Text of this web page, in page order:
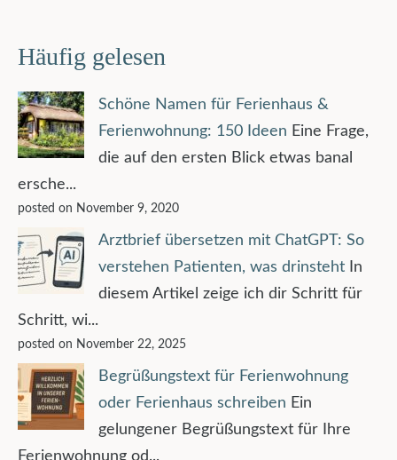
Häufig gelesen
Schöne Namen für Ferienhaus &
Ferienwohnung: 150 Ideen Eine Frage,
die auf den ersten Blick etwas banal
ersche...
posted on November 9, 2020
Arztbrief übersetzen mit ChatGPT: So
verstehen Patienten, was drinsteht
In
diesem Artikel zeige ich dir Schritt für
Schritt, wi...
posted on November 22, 2025
Begrüßungstext für Ferienwohnung
oder Ferienhaus schreiben Ein
gelungener Begrüßungstext für Ihre
Ferienwohnung od...